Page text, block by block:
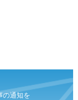
の通知を